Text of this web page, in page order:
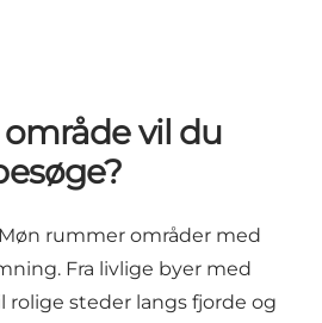
vil du
rummer områder med
Fra livlige byer med
rolige steder langs fjorde og